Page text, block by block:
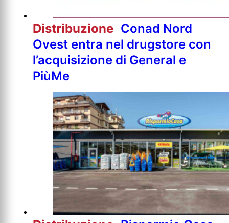
Distribuzione Conad Nord
Ovest entra nel drugstore con
l’acquisizione di General e
PiùMe